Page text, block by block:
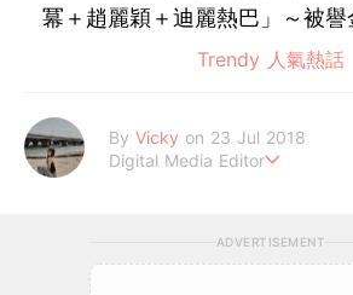
冪＋趙麗穎＋迪麗熱巴」～被譽
Trendy 人氣熱話
By Vicky on 23 Jul 2018
Digital Media Editor
ADVERTISEMENT